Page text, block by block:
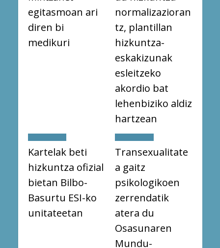
egitasmoan ari
diren bi
medikuri
normalizazioran
tz, plantillan
hizkuntza-
eskakizunak
esleitzeko
akordio bat
lehenbiziko aldiz
hartzean
Kartelak beti
hizkuntza ofizial
bietan Bilbo-
Basurtu ESI-ko
unitateetan
Transexualitate
a gaitz
psikologikoen
zerrendatik
atera du
Osasunaren
Mundu-